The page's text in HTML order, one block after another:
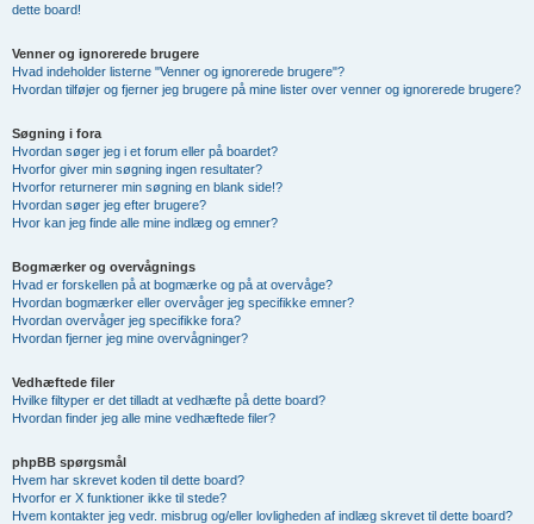
dette board!
Venner og ignorerede brugere
Hvad indeholder listerne "Venner og ignorerede brugere"?
Hvordan tilføjer og fjerner jeg brugere på mine lister over venner og ignorerede brugere?
Søgning i fora
Hvordan søger jeg i et forum eller på boardet?
Hvorfor giver min søgning ingen resultater?
Hvorfor returnerer min søgning en blank side!?
Hvordan søger jeg efter brugere?
Hvor kan jeg finde alle mine indlæg og emner?
Bogmærker og overvågnings
Hvad er forskellen på at bogmærke og på at overvåge?
Hvordan bogmærker eller overvåger jeg specifikke emner?
Hvordan overvåger jeg specifikke fora?
Hvordan fjerner jeg mine overvågninger?
Vedhæftede filer
Hvilke filtyper er det tilladt at vedhæfte på dette board?
Hvordan finder jeg alle mine vedhæftede filer?
phpBB spørgsmål
Hvem har skrevet koden til dette board?
Hvorfor er X funktioner ikke til stede?
Hvem kontakter jeg vedr. misbrug og/eller lovligheden af indlæg skrevet til dette board?